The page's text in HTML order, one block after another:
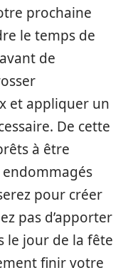
prochaine
le temps de
de
et appliquer un
De cette
à être
pour créer
pas d’apporter
le jour de la fête
finir votre